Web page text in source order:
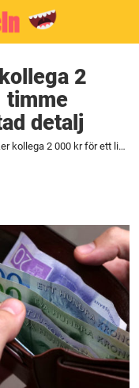
2
timme
detalj
Lars erbjuder vacker kollega 2 000 kr för ett ligg – 1 timme senare avslöjas oväntad detalj